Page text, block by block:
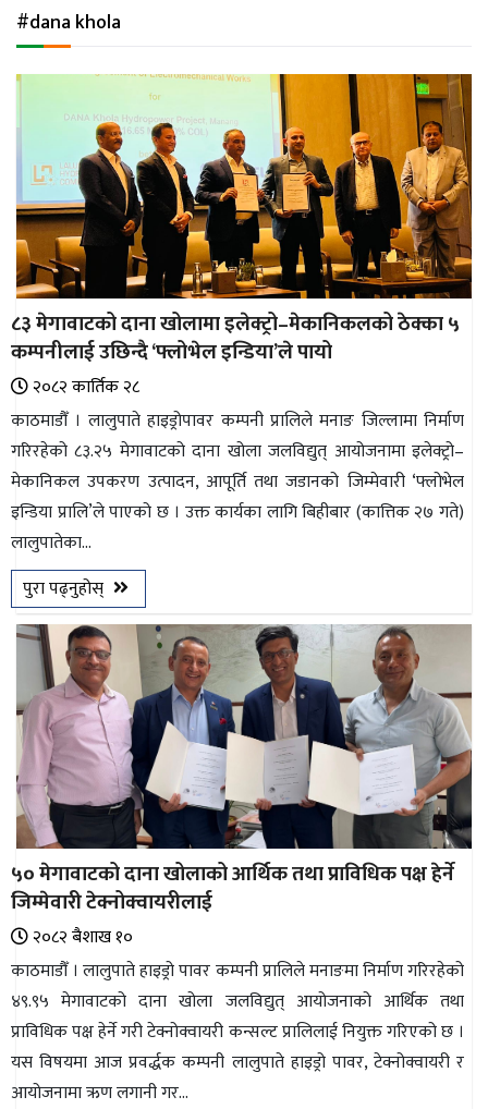
जलवायु
दक्षता
उहिलेकाे
खबर
हरित
हाइड्रोजन
इभी
सम्पादकीय
बैंक
पर्यटन
भिडियो
छापा
खोज
प्रोफाइल
ऊर्जा
विशेष
#dana khola
८३ मेगावाटको दाना खोलामा इलेक्ट्रो–मेकानिकलको ठेक्का ५
कम्पनीलाई उछिन्दै ‘फ्लोभेल इन्डिया’ले पायो
२०८२ कार्तिक २८
काठमाडौँ । लालुपाते हाइड्रोपावर कम्पनी प्रालिले मनाङ जिल्लामा निर्माण
गरिरहेको ८३.२५ मेगावाटको दाना खोला जलविद्युत् आयोजनामा इलेक्ट्रो–
मेकानिकल उपकरण उत्पादन, आपूर्ति तथा जडानको जिम्मेवारी ‘फ्लोभेल
इन्डिया प्रालि’ले पाएको छ । उक्त कार्यका लागि बिहीबार (कात्तिक २७ गते)
लालुपातेका...
पुरा पढ्नुहोस्
५० मेगावाटको दाना खोलाको आर्थिक तथा प्राविधिक पक्ष हेर्ने
जिम्मेवारी टेक्नोक्वायरीलाई
२०८२ ब‌ैशाख १०
काठमाडौँ । लालुपाते हाइड्रो पावर कम्पनी प्रालिले मनाङमा निर्माण गरिरहेको
४९.९५ मेगावाटको दाना खोला जलविद्युत् आयोजनाको आर्थिक तथा
प्राविधिक पक्ष हेर्ने गरी टेक्नोक्वायरी कन्सल्ट प्रालिलाई नियुक्त गरिएको छ ।
यस विषयमा आज प्रवर्द्धक कम्पनी लालुपाते हाइड्रो पावर, टेक्नोक्वायरी र
आयोजनामा ऋण लगानी गर...